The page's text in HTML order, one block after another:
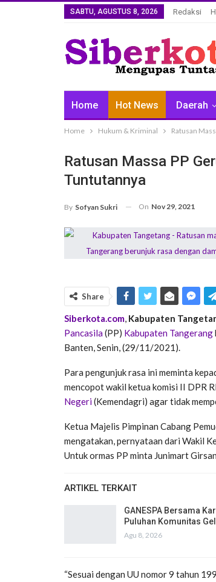
SABTU, AGUSTUS 8, 2026 Redaksi
Home Hot News Daerah
Home Hukum & Kriminal Ratusan
Ratusan Massa PP
Tuntutannya
By Sofyan Sukri On Nov 29, 2021
Share
Siberkota.com, Kabupaten
Pancasila(PP) Kabupaten Tangerang
Banten, Senin, (29/11/2021).
Para pengunjuk rasa ini meminta
mencopot wakil ketua komisi II DPR
Negeri(Kemendagri) agar tidak
Ketua Majelis Pimpinan Cabang
mengatakan, pernyataan dari Wakil
Untuk ormas PP minta Junimart
ARTIKEL TERKAIT
GANESPA Bersama
Puluhan Komunitas
Agu 8, 2026
“Sesuai dengan UU nomor 9 tahun